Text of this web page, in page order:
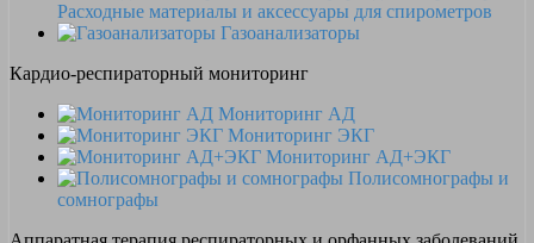
Расходные материалы и аксессуары для спирометров
Газоанализаторы
Кардио-респираторный мониторинг
Мониторинг АД
Мониторинг ЭКГ
Мониторинг АД+ЭКГ
Полисомнографы и
сомнографы